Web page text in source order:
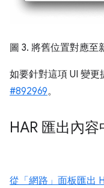
圖 3. 將舊位置對應至
如要針對這項 UI 變
#892969。
HAR 匯出內
從「網路」面板匯出